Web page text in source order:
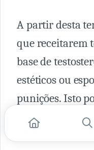
A partir desta
que receitarem
base de
estéticos ou
punições. Isto
de Medicina